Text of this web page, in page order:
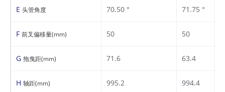
E 头管角度 70.50 ° 71.75 °
F 前叉偏移量(mm) 50 50
G 拖曳距(mm) 71.6 63.4
H 轴距(mm) 995.2 994.4